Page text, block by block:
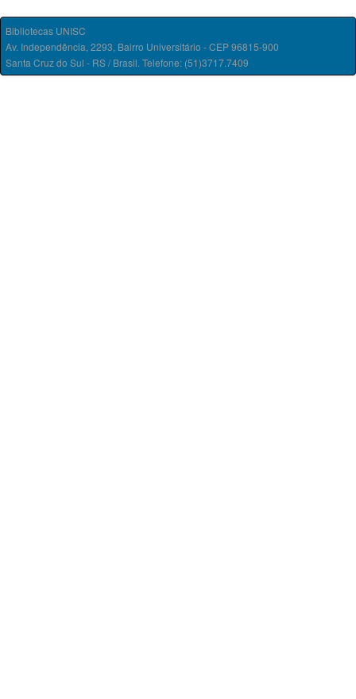
Bibliotecas UNISC
Av. Independência, 2293, Bairro Universitário - CEP 96815-900
Santa Cruz do Sul - RS / Brasil. Telefone: (51)3717.7409